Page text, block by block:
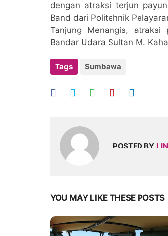
dengan atraksi terjun
Band dari Politehnik
Tanjung Menangis, atraksi
Bandar Udara Sultan M.
Tags Sumbawa
POSTED BY
YOU MAY LIKE THESE POSTS